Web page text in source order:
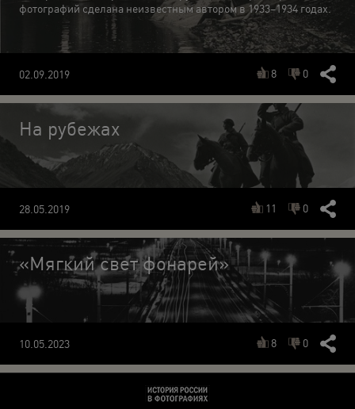
фотографий сделана неизвестным автором в 1933–1934 годах.
02.09.2019 8 0
На рубежах
28.05.2019 11 0
«Мягкий свет фонарей»
10.05.2023 8 0